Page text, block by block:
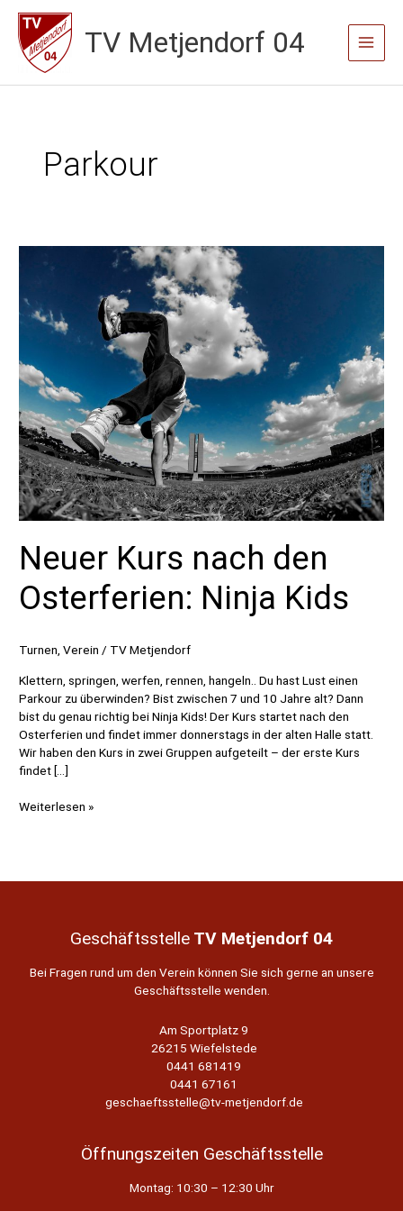
Zum
Inhalt
springen
TV Metjendorf 04
Main
Menu
Parkour
Neuer Kurs nach den
Osterferien: Ninja Kids
Turnen ,Verein / TV Metjendorf
Klettern, springen, werfen, rennen, hangeln.. Du hast Lust einen
Parkour zu überwinden? Bist zwischen 7 und 10 Jahre alt? Dann
bist du genau richtig bei Ninja Kids! Der Kurs startet nach den
Osterferien und findet immer donnerstags in der alten Halle statt.
Wir haben den Kurs in zwei Gruppen aufgeteilt – der erste Kurs
findet […]
Neuer
Weiterlesen »
Geschäftsstelle TV Metjendorf 04
Bei Fragen rund um den Verein können Sie sich gerne an unsere
Geschäftsstelle wenden.
Am Sportplatz 9
26215 Wiefelstede
0441 681419
0441 67161
geschaeftsstelle@tv-metjendorf.de
Öffnungszeiten Geschäftsstelle
Montag: 10:30 – 12:30 Uhr